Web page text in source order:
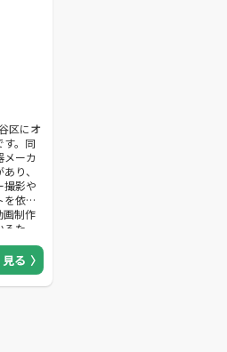
区にオ
す。同
メーカ
り、
撮影や
を依頼
画制作
るた
ューア
ット層
とが
金を活
る